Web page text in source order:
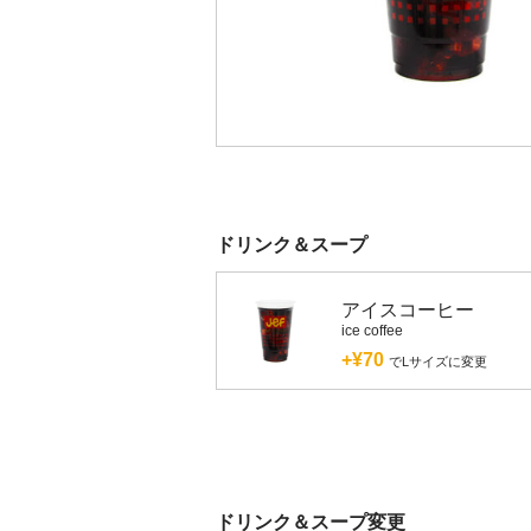
ドリンク＆スープ
アイスコーヒー
ice coffee
+¥70 でLサイズに変更
ドリンク＆スープ変更